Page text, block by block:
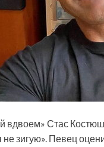
Стас
не зигую». Певец